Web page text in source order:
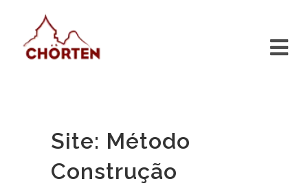
Site: Método
Construção